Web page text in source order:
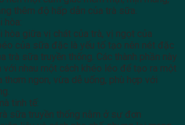
thêm độ hấp dẫn của trà sữa.
hòa:
hòa giữa vị chát của trà, vị ngọt của
của sữa đặc là yếu tố tạo nên nét đặc
trà sữa truyền thống. Các thành phần này
với nhau một cách khéo léo để tạo ra một
thơm ngon, vừa dễ uống, phù hợp với
tinh tế:
sữa truyền thống nằm ở sự đơn